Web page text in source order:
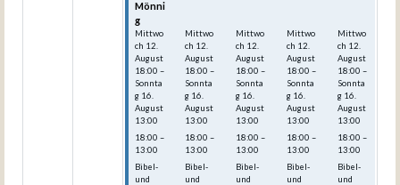
Mönni
g
Mittwo
ch 12.
August
18:00 –
Sonnta
g 16.
August
13:00
18:00 –
13:00
Bibel-
und
Mittwo
ch 12.
August
18:00 –
Sonnta
g 16.
August
13:00
18:00 –
13:00
Bibel-
und
Mittwo
ch 12.
August
18:00 –
Sonnta
g 16.
August
13:00
18:00 –
13:00
Bibel-
und
Mittwo
ch 12.
August
18:00 –
Sonnta
g 16.
August
13:00
18:00 –
13:00
Bibel-
und
Mittwo
ch 12.
August
18:00 –
Sonnta
g 16.
August
13:00
18:00 –
13:00
Bibel-
und